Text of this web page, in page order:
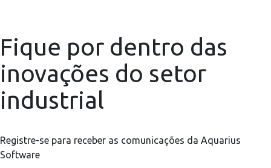
Fique por dentro das
inovações do setor
industrial
Registre-se para receber as comunicações da Aquarius
Software